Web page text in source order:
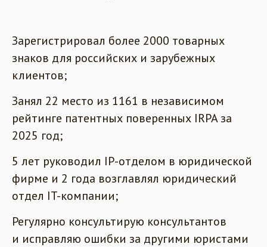
Зарегистрировал более 2000 товарных
знаков для российских и зарубежных
клиентов;
Занял 22 место из 1161 в независимом
рейтинге патентных поверенных IRPA за
2025 год;
5 лет руководил IP-отделом в юридической
фирме и 2 года возглавлял юридический
отдел IT-компании;
Регулярно консультирую консультантов
и исправляю ошибки за другими юристами